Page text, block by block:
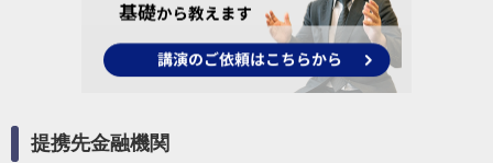
提携先金融機関